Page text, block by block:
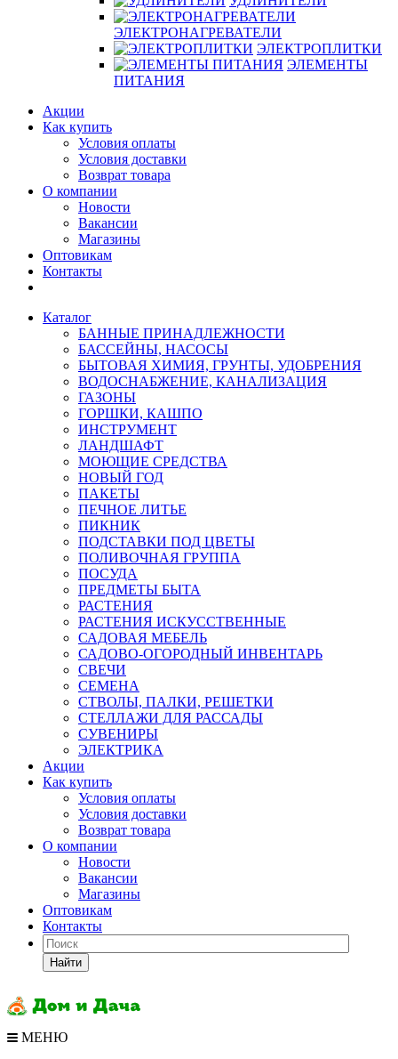
ЭЛЕКТРОНАГРЕВАТЕЛИ
ЭЛЕКТРОПЛИТКИ
ЭЛЕМЕНТЫ
ПИТАНИЯ
Акции
Как купить
Условия оплаты
Условия доставки
Возврат товара
О компании
Новости
Вакансии
Магазины
Оптовикам
Контакты
Каталог
БАННЫЕ ПРИНАДЛЕЖНОСТИ
БАССЕЙНЫ, НАСОСЫ
БЫТОВАЯ ХИМИЯ, ГРУНТЫ, УДОБРЕНИЯ
ВОДОСНАБЖЕНИЕ, КАНАЛИЗАЦИЯ
ГАЗОНЫ
ГОРШКИ, КАШПО
ИНСТРУМЕНТ
ЛАНДШАФТ
МОЮЩИЕ СРЕДСТВА
НОВЫЙ ГОД
ПАКЕТЫ
ПЕЧНОЕ ЛИТЬЕ
ПИКНИК
ПОДСТАВКИ ПОД ЦВЕТЫ
ПОЛИВОЧНАЯ ГРУППА
ПОСУДА
ПРЕДМЕТЫ БЫТА
РАСТЕНИЯ
РАСТЕНИЯ ИСКУССТВЕННЫЕ
САДОВАЯ МЕБЕЛЬ
САДОВО-ОГОРОДНЫЙ ИНВЕНТАРЬ
СВЕЧИ
СЕМЕНА
СТВОЛЫ, ПАЛКИ, РЕШЕТКИ
СТЕЛЛАЖИ ДЛЯ РАССАДЫ
СУВЕНИРЫ
ЭЛЕКТРИКА
Акции
Как купить
Условия оплаты
Условия доставки
Возврат товара
О компании
Новости
Вакансии
Магазины
Оптовикам
Контакты
Найти
МЕНЮ